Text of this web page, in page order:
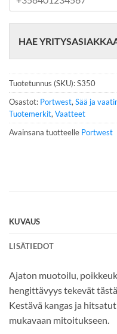
n
u
m
e
r
o
HAE
Tuotetunnus (SKU):S350
Osastot: Portwest, Sää ja
Tuotemerkit, Vaatteet
Avainsana tuotteelle Portwest
KUVAUS
LISÄTIEDOT
Ajaton muotoilu,
hengittävyys tekevät
Kestävä kangas ja
mukavaan mitoitukseen.